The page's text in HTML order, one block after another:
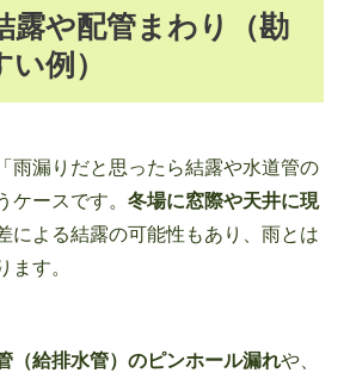
露や配管まわり（勘
例）
雨漏りだと思ったら結露や水道管の
ースです。 冬場に窓際や天井に現
による結露の可能性もあり、雨とは
す。
（給排水管）のピンホール漏れや、